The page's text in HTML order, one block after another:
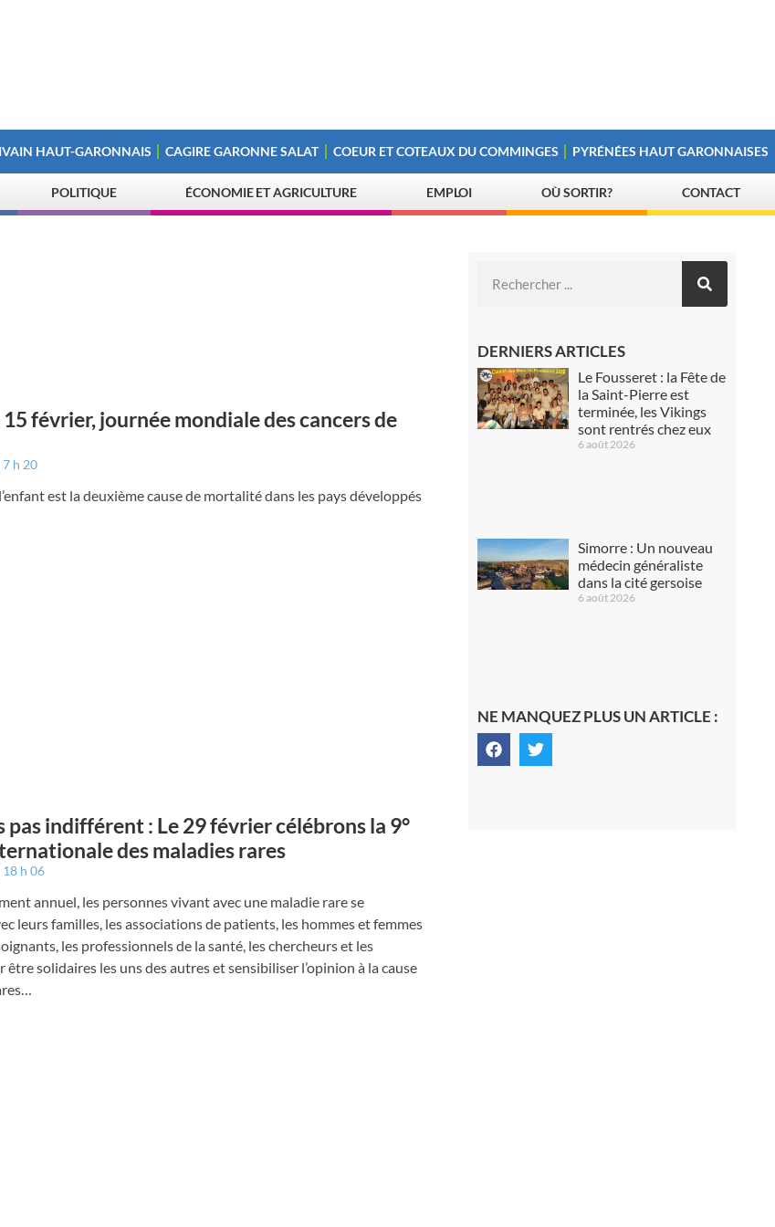
HAUT-GARONNAIS CAGIRE GARONNE SALAT COEUR ET COTEAUX DU COMMINGES PYRÉNÉES HAUT GARONNAISES
POLITIQUE ÉCONOMIE ET AGRICULTURE EMPLOI OÙ SORTIR? CONTACT
février, journée mondiale des cancers de
7 h 20
est la deuxième cause de mortalité dans les pays développés
pas indifférent : Le 29 février célébrons la 9°
des maladies rares
18 h 06
annuel, les personnes vivant avec une maladie rare se
leurs familles, les associations de patients, les hommes et femmes
les professionnels de la santé, les chercheurs et les
solidaires les uns des autres et sensibiliser l’opinion à la cause
DERNIERS ARTICLES
Le Fousseret : la Fête de
la Saint-Pierre est
terminée, les Vikings
sont rentrés chez eux
6 août 2026
Simorre : Un nouveau
médecin généraliste
dans la cité gersoise
6 août 2026
NE MANQUEZ PLUS UN ARTICLE :